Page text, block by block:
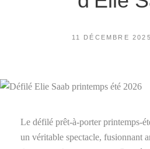
POSTED
11 DÉCEMBRE 2025
Le défilé prêt-à-porter printemps-
un véritable spectacle, fusionnant